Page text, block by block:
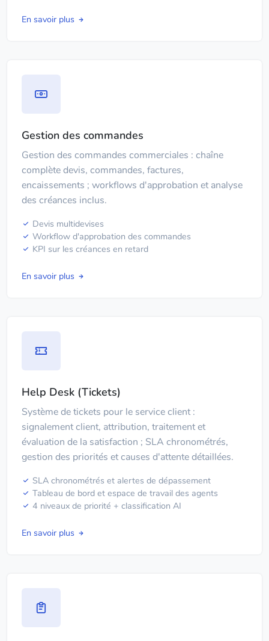
En savoir plus
Gestion des commandes
Gestion des commandes commerciales : chaîne
complète devis, commandes, factures,
encaissements ; workflows d'approbation et analyse
des créances inclus.
Devis multidevises
Workflow d'approbation des commandes
KPI sur les créances en retard
En savoir plus
Help Desk (Tickets)
Système de tickets pour le service client :
signalement client, attribution, traitement et
évaluation de la satisfaction ; SLA chronométrés,
gestion des priorités et causes d'attente détaillées.
SLA chronométrés et alertes de dépassement
Tableau de bord et espace de travail des agents
4 niveaux de priorité + classification AI
En savoir plus